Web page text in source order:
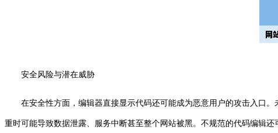
安全风险与潜在威胁
在安全性方面，编辑器直接显示代码还可能成为恶意用户的攻击入口
重时可能导致数据泄露、服务中断甚至整个网站被黑。不规范的代码编辑还